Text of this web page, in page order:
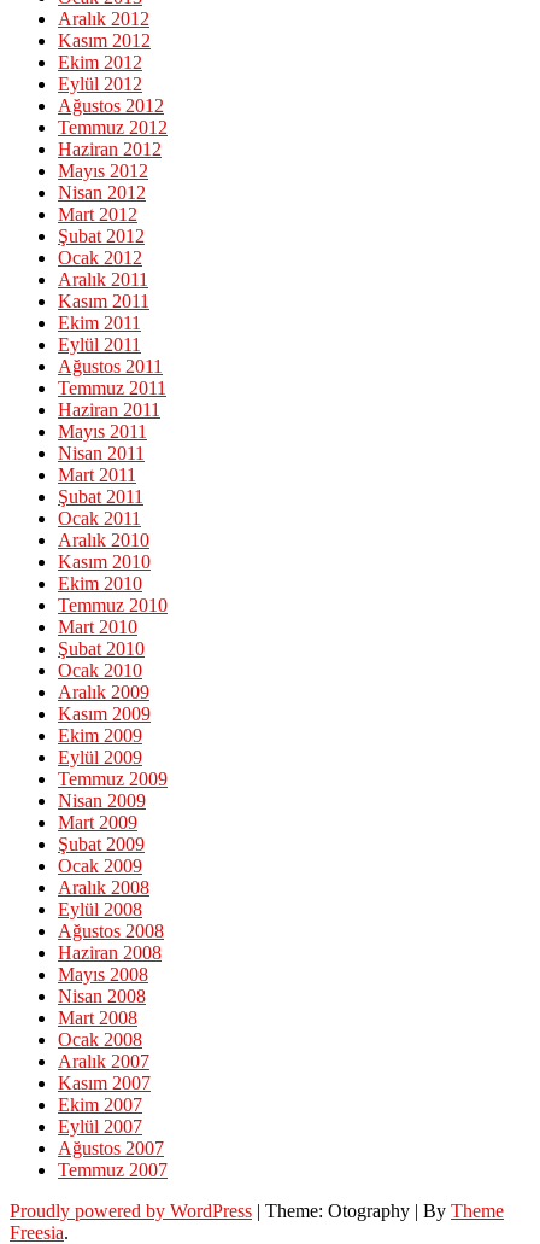
Aralık 2012
Kasım 2012
Ekim 2012
Eylül 2012
Ağustos 2012
Temmuz 2012
Haziran 2012
Mayıs 2012
Nisan 2012
Mart 2012
Şubat 2012
Ocak 2012
Aralık 2011
Kasım 2011
Ekim 2011
Eylül 2011
Ağustos 2011
Temmuz 2011
Haziran 2011
Mayıs 2011
Nisan 2011
Mart 2011
Şubat 2011
Ocak 2011
Aralık 2010
Kasım 2010
Ekim 2010
Temmuz 2010
Mart 2010
Şubat 2010
Ocak 2010
Aralık 2009
Kasım 2009
Ekim 2009
Eylül 2009
Temmuz 2009
Nisan 2009
Mart 2009
Şubat 2009
Ocak 2009
Aralık 2008
Eylül 2008
Ağustos 2008
Haziran 2008
Mayıs 2008
Nisan 2008
Mart 2008
Ocak 2008
Aralık 2007
Kasım 2007
Ekim 2007
Eylül 2007
Ağustos 2007
Temmuz 2007
Proudly powered by WordPress | Theme: Otography | By Theme
Freesia.